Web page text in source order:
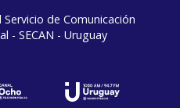
de Comunicación
- SECAN - Uruguay